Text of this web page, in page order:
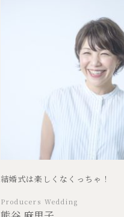
結婚式は楽しくなくっちゃ！
Producers Wedding